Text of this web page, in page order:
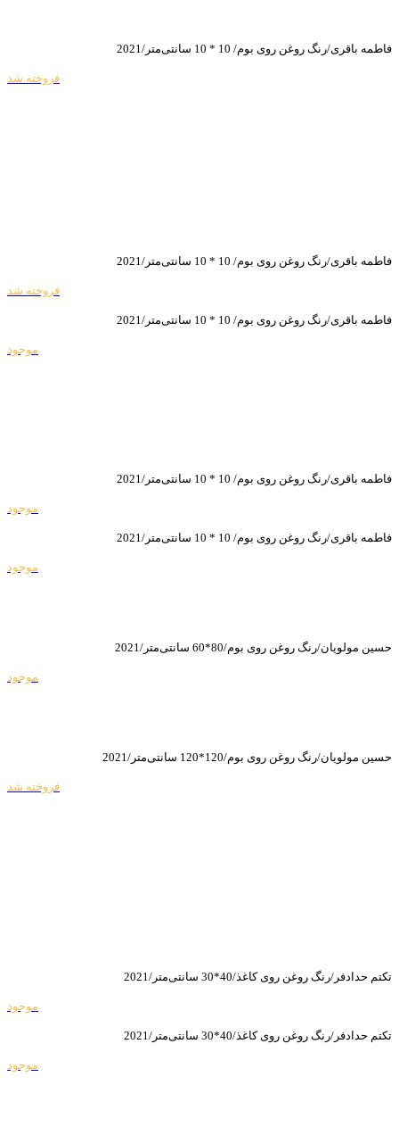
فاطمه باقری/رنگ روغن روی بوم/ 10 * 10 سانتی‌متر/2021
فروخته شد
فاطمه باقری/رنگ روغن روی بوم/ 10 * 10 سانتی‌متر/2021
فروخته شد
فاطمه باقری/رنگ روغن روی بوم/ 10 * 10 سانتی‌متر/2021
موجود
فاطمه باقری/رنگ روغن روی بوم/ 10 * 10 سانتی‌متر/2021
موجود
فاطمه باقری/رنگ روغن روی بوم/ 10 * 10 سانتی‌متر/2021
موجود
حسین مولویان/رنگ روغن روی بوم/80*60 سانتی‌متر/2021
موجود
حسین مولویان/رنگ روغن روی بوم/120*120 سانتی‌متر/2021
فروخته شد
تکتم حدادفر/رنگ روغن روی کاغذ/40*30 سانتی‌متر/2021
موجود
تکتم حدادفر/رنگ روغن روی کاغذ/40*30 سانتی‌متر/2021
موجود